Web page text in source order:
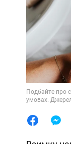
Подбайте про
умовах.